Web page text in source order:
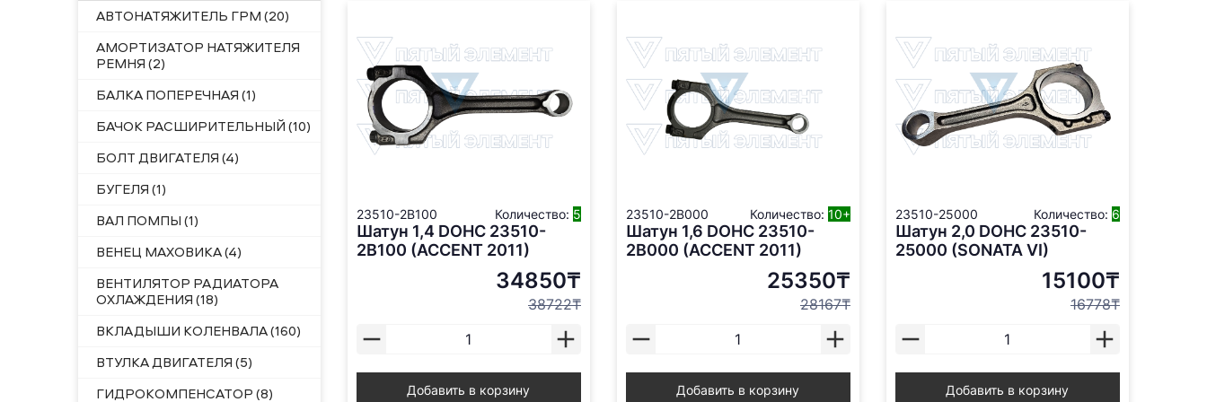
АВТОНАТЯЖИТЕЛЬ ГРМ (20)
АМОРТИЗАТОР НАТЯЖИТЕЛЯ
РЕМНЯ (2)
БАЛКА ПОПЕРЕЧНАЯ (1)
БАЧОК РАСШИРИТЕЛЬНЫЙ (10)
БОЛТ ДВИГАТЕЛЯ (4)
БУГЕЛЯ (1)
ВАЛ ПОМПЫ (1)
ВЕНЕЦ МАХОВИКА (4)
ВЕНТИЛЯТОР РАДИАТОРА
ОХЛАЖДЕНИЯ (18)
ВКЛАДЫШИ КОЛЕНВАЛА (160)
ВТУЛКА ДВИГАТЕЛЯ (5)
ГИДРОКОМПЕНСАТОР (8)
23510-2B100 Количество: 5
Шатун 1,4 DOHC 23510-
2B100 (ACCENT 2011)
34850₸
38722₸
Добавить в корзину
23510-2B000 Количество: 10+
Шатун 1,6 DOHC 23510-
2B000 (ACCENT 2011)
25350₸
28167₸
Добавить в корзину
23510-25000 Количество: 6
Шатун 2,0 DOHC 23510-
25000 (SONATA VI)
15100₸
16778₸
Добавить в корзину